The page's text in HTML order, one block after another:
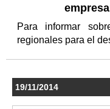
Para informar
regionales para el
19/11/2014